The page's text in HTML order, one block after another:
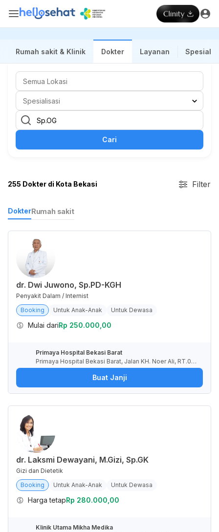
Rumah sakit & Klinik Dokter Layanan
Cari
255 Dokter di Kota Bekasi Filter
DokterRumah sakit
dr. Dwi Juwono, Sp.PD-KGH
Penyakit Dalam / Internist
Booking
Untuk Anak-Anak Untuk Dewasa
Mulai dariRp 250.000,00
Primaya Hospital Bekasi Barat
Primaya Hospital Bekasi Barat, Jalan KH. Noer Ali, RT.00
1/RW.009, Kayuringin Jaya, Kota Bekasi, Jawa Barat, Indo
Buat Janji
dr. Laksmi Dewayani, M.Gizi, Sp.GK
Gizi dan Dietetik
Booking
Untuk Anak-Anak Untuk Dewasa
Harga tetapRp 280.000,00
Klinik Utama Mikha Medika